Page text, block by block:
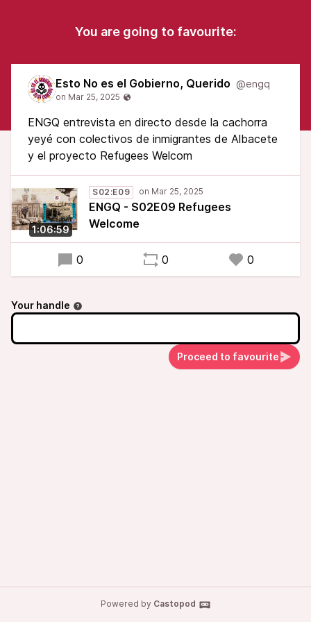
You are going to favourite:
Esto No es el Gobierno, Querido @engq
ENGQ entrevista en directo desde la cachorra
yeyé con colectivos de inmigrantes de Albacete
y el proyecto Refugees Welcom
1:06:59
S02:E09
ENGQ - S02E09 Refugees
Welcome
0 0 0
Your handle
Proceed to favourite
Powered by Castopod